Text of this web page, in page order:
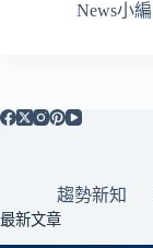
News小編
趨勢新知
最新文章